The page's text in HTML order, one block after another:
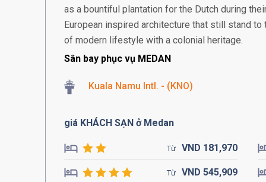
as a bountiful plantation for the Dutch during
European inspired architecture that still stand
of modern lifestyle with a colonial heritage.
Sân bay phục vụ MEDAN
Kuala Namu Intl. - (KNO)
giá KHÁCH SẠN ở Medan
Từ VND 181,970
Từ VND 545,909